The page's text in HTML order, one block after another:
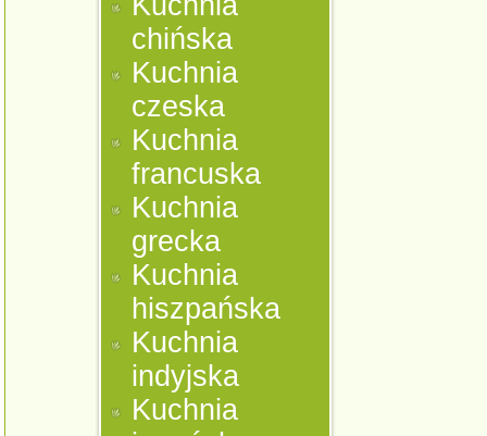
chińska
Kuchnia
czeska
Kuchnia
francuska
Kuchnia
grecka
Kuchnia
hiszpańska
Kuchnia
indyjska
Kuchnia